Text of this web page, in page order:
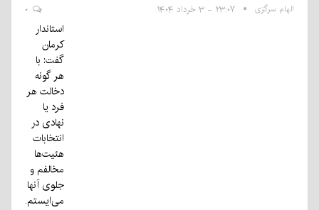
الهام سرگزی ۲۳:۰۷ - ۳ خرداد ۱۴۰۴
استاندار
کرمان
گفت: با
هر گونه
دخالت هر
فرد یا
نهادی در
انتخابات
هئیت‌ها
مخالفم و
جلوی آنها
می‌ایستم.